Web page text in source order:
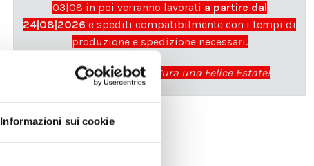
Informazioni sui cookie
03|08 in poi verranno lavorati a partire dal
24|08|2026 e spediti compatibilmente con i tempi di
produzione e spedizione necessari.
cartadaparati.it vi augura una Felice Estate!